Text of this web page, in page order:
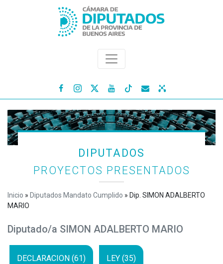
   
DIPUTADOS
PROYECTOS PRESENTADOS
Inicio » Diputados Mandato Cumplido » Dip. SIMON ADALBERTO
MARIO
Diputado/a SIMON ADALBERTO MARIO
DECLARACION (61) LEY (35)